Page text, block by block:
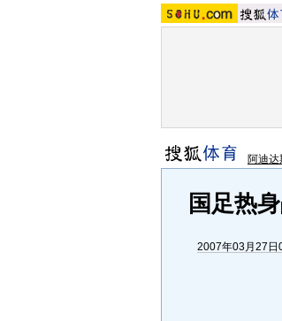
阿迪
国足热
2007年03月27日